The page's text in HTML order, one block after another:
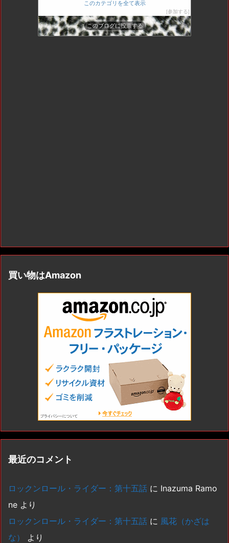
このカテゴリを全て表示
参加する
このブログに投票する
買い物はAmazon
最近のコメント
ロックンロール・ライダー：第十五話 に Inazuma Ramo
ne より
ロックンロール・ライダー：第十五話 に 風花（かざは
な）
より